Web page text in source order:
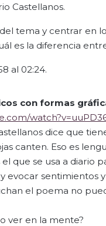
Castellanos.
tema y centrar en
es la diferencia
al 02:24.
con formas
dice que
canten. Eso es
que se usa a diario
evocar sentimientos
el poema no
ver en la mente?